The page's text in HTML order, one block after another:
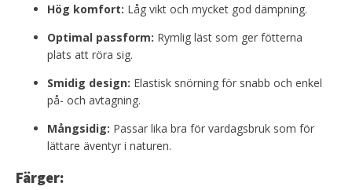
Hög komfort: Låg vikt och mycket god dämpning.
Optimal passform: Rymlig läst som ger fötterna
plats att röra sig.
Smidig design: Elastisk snörning för snabb och enkel
på- och avtagning.
Mångsidig: Passar lika bra för vardagsbruk som för
lättare äventyr i naturen.
Färger: